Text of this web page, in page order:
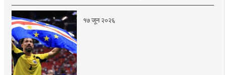
१७ जून २०२६